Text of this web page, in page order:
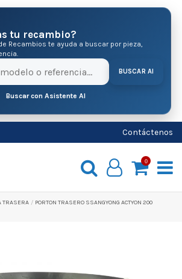
tu recambio?
Recambios te ayuda a buscar por pieza,
BUSCAR AI
Buscar con Asistente AI
Contáctenos
0
TRASERA
PORTON TRASERO SSANGYONG ACTYON 200